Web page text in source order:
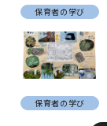
保育者の学び
保育者の学び